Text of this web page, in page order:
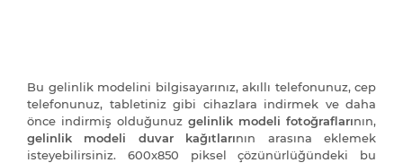
Bu gelinlik modelini bilgisayarınız, akıllı telefonunuz, cep
telefonunuz, tabletiniz gibi cihazlara indirmek ve daha
önce indirmiş olduğunuz gelinlik modeli fotoğraflarının,
gelinlik modeli duvar kağıtlarının arasına eklemek
isteyebilirsiniz. 600x850 piksel çözünürlüğündeki bu